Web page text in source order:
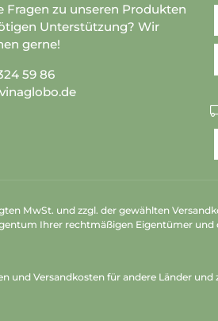
Fragen zu unseren Produkten
Unterstützung? Wir
gerne!
59 86
MwSt. und zzgl. der gewählten
Ihrer rechtmäßigen Eigentümer und
und Versandkostenfür andere Länder und